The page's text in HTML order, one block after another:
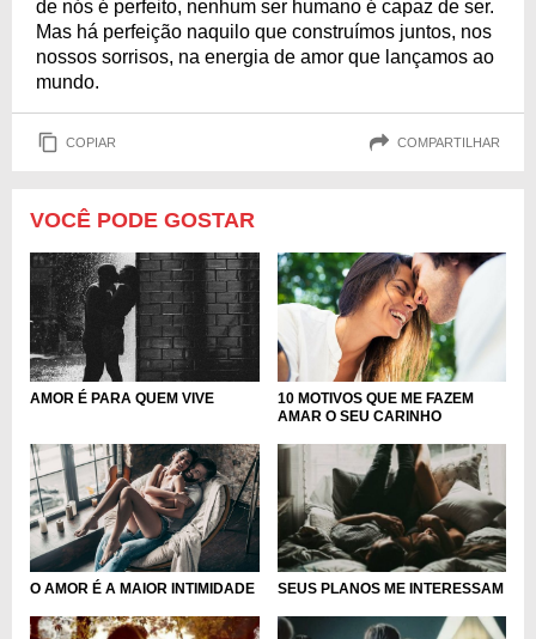
de nós é perfeito, nenhum ser humano é capaz de ser.
Mas há perfeição naquilo que construímos juntos, nos
nossos sorrisos, na energia de amor que lançamos ao
mundo.
COPIAR COMPARTILHAR
VOCÊ PODE GOSTAR
AMOR É PARA QUEM VIVE
10 MOTIVOS QUE ME FAZEM
AMAR O SEU CARINHO
O AMOR É A MAIOR INTIMIDADE SEUS PLANOS ME INTERESSAM